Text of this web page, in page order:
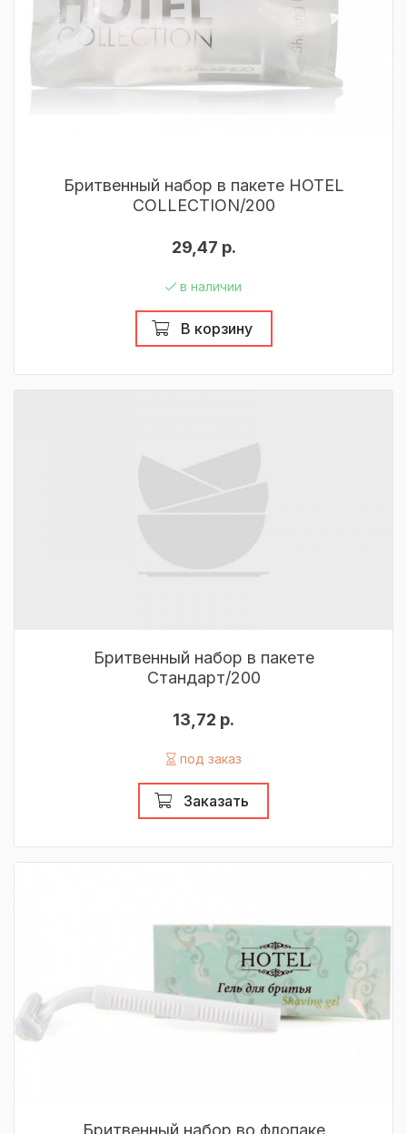
Бритвенный набор в пакете HOTEL
COLLECTION/200
29,47 р.
в наличии
В корзину
Бритвенный набор в пакете
Стандарт/200
13,72 р.
под заказ
Заказать
Бритвенный набор во флопаке